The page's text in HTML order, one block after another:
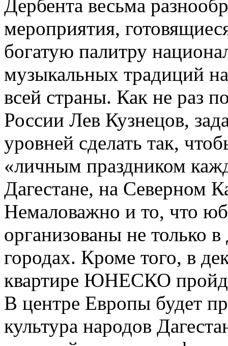
Дербента весьма
мероприятия,
богатую палитру
музыкальных традиций
всей страны. Как не раз
России Лев Кузнецов,
уровней сделать так,
«личным праздником
Дагестане, на Северном
Немаловажно и то, что
организованы не только
городах. Кроме того, в
квартире ЮНЕСКО
В центре Европы будет
культура народов